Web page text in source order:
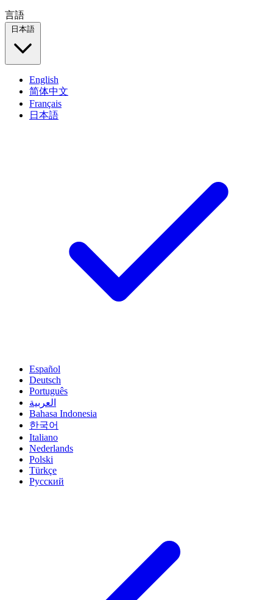
言語
日本語
English
简体中文
Français
日本語
Español
Deutsch
Português
العربية
Bahasa Indonesia
한국어
Italiano
Nederlands
Polski
Türkçe
Русский